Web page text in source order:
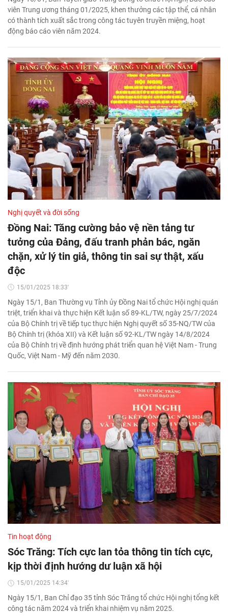
viên Trung ương tháng 01/2025, khen thưởng các tập thể, cá nhân
có thành tích xuất sắc trong công tác tuyên truyền miệng, hoạt
động báo cáo viên năm 2024.
Nghị quyết và đời sống
Đồng Nai: Tăng cường bảo vệ nền tảng tư
tưởng của Đảng, đấu tranh phản bác, ngăn
chặn, xử lý tin giả, thông tin sai sự thật, xấu
độc
15/01/2025 18:33'
Ngày 15/1, Ban Thường vụ Tỉnh ủy Đồng Nai tổ chức Hội nghị quán
triệt, triển khai và thực hiện Kết luận số 89-KL/TW, ngày 25/7/2024
của Bộ Chính trị về tiếp tục thực hiện Nghị quyết số 35-NQ/TW của
Bộ Chính trị (khóa XII) và Kết luận số 92-KL/TW ngày 14/8/2024
của Bộ Chính trị về định hướng phát triển quan hệ Việt Nam - Trung
Quốc, Việt Nam - Mỹ đến năm 2030.
Tin hoạt động
Sóc Trăng: Tích cực lan tỏa thông tin tích cực,
kịp thời định hướng dư luận xã hội
15/01/2025 14:34'
Ngày 15/1, Ban Chỉ đạo 35 tỉnh Sóc Trăng tổ chức Hội nghị tổng kết
công tác năm 2024 và triển khai nhiệm vụ năm 2025.